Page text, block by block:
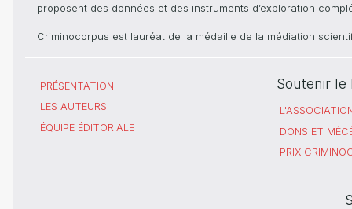
proposent des données et des instruments d’exploration
Criminocorpus est lauréat de la médaille de la médiation
PRÉSENTATION
LES AUTEURS
ÉQUIPE ÉDITORIALE
Soutenir le
DONS ET
PRIX